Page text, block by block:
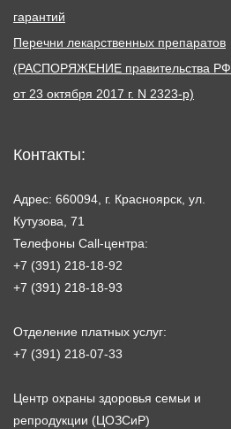
гарантий
Перечни лекарственных препаратов
(РАСПОРЯЖЕНИЕ правительства РФ
от 23 октября 2017 г. N 2323-р)
Контакты:
Адрес: 660094, г. Красноярск, ул.
Кутузова, 71
Телефоны Call-центра:
+7 (391) 218-18-92
+7 (391) 218-18-93
Отделение платных услуг:
+7 (391) 218-07-33
Центр охраны здоровья семьи и
репродукции (ЦОЗСиР)